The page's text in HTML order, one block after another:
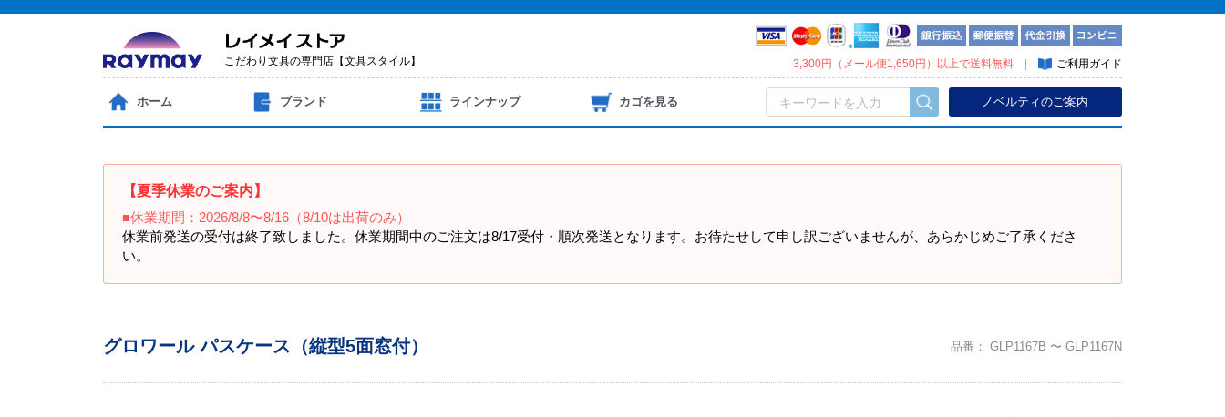
こだわり文具の専門店【文具スタイル】 3,300円（メール便1,650円）以上で送料無料 ご利用ガイド
ノベルティのご案内
ホーム ブランド ラインナップ カゴを見る
【夏季休業のご案内】
■休業期間：2026/8/8〜8/16（8/10は出荷のみ）
休業前発送の受付は終了致しました。休業期間中のご注文は8/17受付・順次発送となります。お待たせして申し訳ございませんが、あらかじめご了承くださ
い。
グロワール パスケース（縦型5面窓付） 品番： GLP1167B 〜 GLP1167N